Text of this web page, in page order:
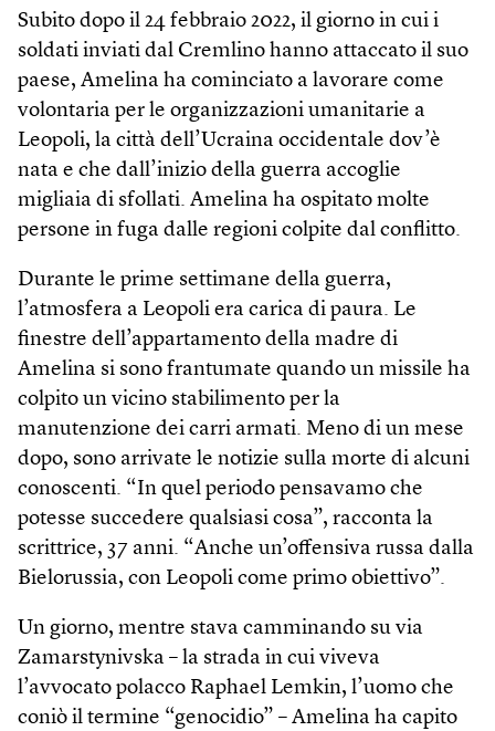
Subito dopo il 24 febbraio 2022, il giorno in cui i
soldati inviati dal Cremlino hanno attaccato il suo
paese, Amelina ha cominciato a lavorare come
volontaria per le organizzazioni umanitarie a
Leopoli, la città dell’Ucraina occidentale dov’è
nata e che dall’inizio della guerra accoglie
migliaia di sfollati. Amelina ha ospitato molte
persone in fuga dalle regioni colpite dal conflitto.
Durante le prime settimane della guerra,
l’atmosfera a Leopoli era carica di paura. Le
finestre dell’appartamento della madre di
Amelina si sono frantumate quando un missile ha
colpito un vicino stabilimento per la
manutenzione dei carri armati. Meno di un mese
dopo, sono arrivate le notizie sulla morte di alcuni
conoscenti. “In quel periodo pensavamo che
potesse succedere qualsiasi cosa”, racconta la
scrittrice, 37 anni. “Anche un’offensiva russa dalla
Bielorussia, con Leopoli come primo obiettivo”.
Un giorno, mentre stava camminando su via
Zamarstynivska – la strada in cui viveva
l’avvocato polacco Raphael Lemkin, l’uomo che
coniò il termine “genocidio” – Amelina ha capito